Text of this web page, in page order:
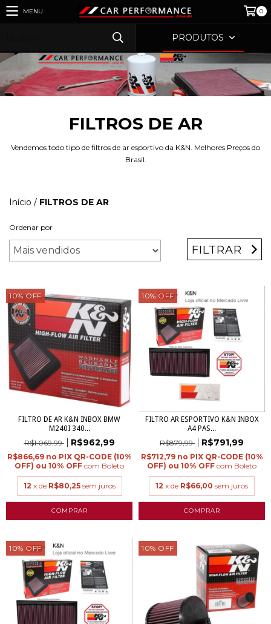
MENU 0
PRODUTOS
FILTROS DE AR
Vendemos todo tipo de filtros de ar esportivo da K&N. Melhores Preços do
Brasil.
Início / FILTROS DE AR
Ordenar por
FILTRAR
10% OFF
FILTRO DE AR K&N INBOX BMW
M240I 340...
R$1.069,99 R$962,99
R$866,69
com Boleto
12 x de R$80,25 sem juros
10% OFF
FILTRO AR ESPORTIVO K&N INBOX
A4 PAS...
R$879,99 R$791,99
R$712,79
com Boleto
12 x de R$66,00 sem juros
10% OFF 10% OFF